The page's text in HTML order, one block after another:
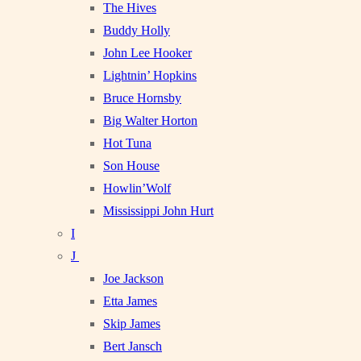
The Hives
Buddy Holly
John Lee Hooker
Lightnin’ Hopkins
Bruce Hornsby
Big Walter Horton
Hot Tuna
Son House
Howlin’Wolf
Mississippi John Hurt
I
J
Joe Jackson
Etta James
Skip James
Bert Jansch